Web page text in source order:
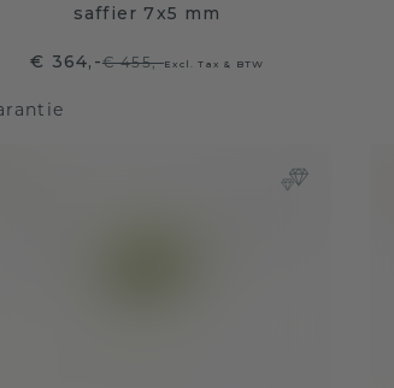
saffier 7x5 mm
€ 364,-€ 455,-Excl. Tax & BTW